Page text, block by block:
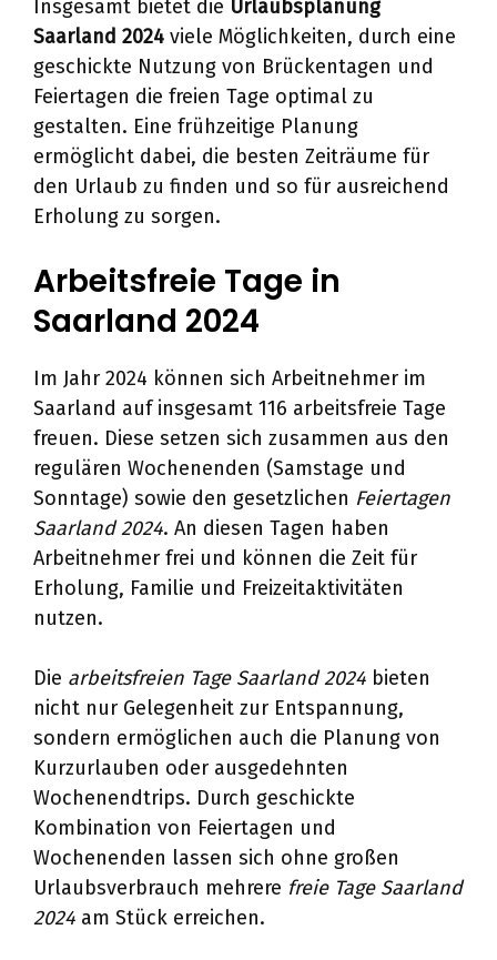
Insgesamt bietet die Urlaubsplanung
Saarland 2024 viele Möglichkeiten, durch eine
geschickte Nutzung von Brückentagen und
Feiertagen die freien Tage optimal zu
gestalten. Eine frühzeitige Planung
ermöglicht dabei, die besten Zeiträume für
den Urlaub zu finden und so für ausreichend
Erholung zu sorgen.
Arbeitsfreie Tage in
Saarland 2024
Im Jahr 2024 können sich Arbeitnehmer im
Saarland auf insgesamt 116 arbeitsfreie Tage
freuen. Diese setzen sich zusammen aus den
regulären Wochenenden (Samstage und
Sonntage) sowie den gesetzlichen Feiertagen
Saarland 2024. An diesen Tagen haben
Arbeitnehmer frei und können die Zeit für
Erholung, Familie und Freizeitaktivitäten
nutzen.
Die arbeitsfreien Tage Saarland 2024 bieten
nicht nur Gelegenheit zur Entspannung,
sondern ermöglichen auch die Planung von
Kurzurlauben oder ausgedehnten
Wochenendtrips. Durch geschickte
Kombination von Feiertagen und
Wochenenden lassen sich ohne großen
Urlaubsverbrauch mehrere freie Tage Saarland
2024 am Stück erreichen.